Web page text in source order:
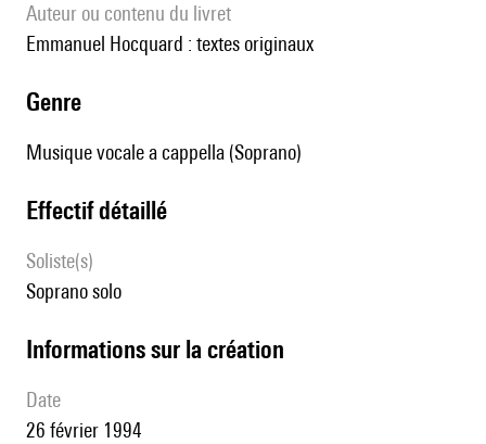
Auteur ou contenu du livret
Emmanuel Hocquard : textes originaux
genre
Musique vocale a cappella (Soprano)
effectif détaillé
Soliste(s)
soprano solo
informations sur la création
date
26 février 1994